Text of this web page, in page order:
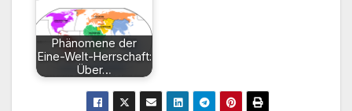
Phänomene der
Eine-Welt-Herrschaft:
Über…